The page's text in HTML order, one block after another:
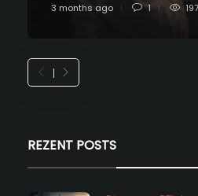
3 months ago 1
REZENT POSTS